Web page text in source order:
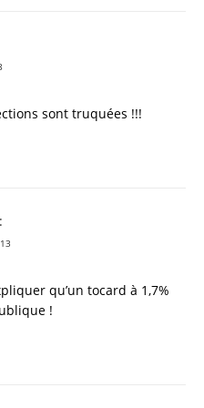
sont truquées !!!
qu’un tocard à 1,7%
!